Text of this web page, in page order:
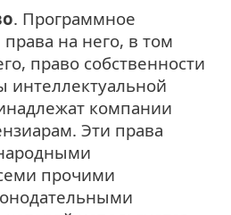
. Программное
на него, в том
право собственности
интеллектуальной
компании
Эти права
прочими